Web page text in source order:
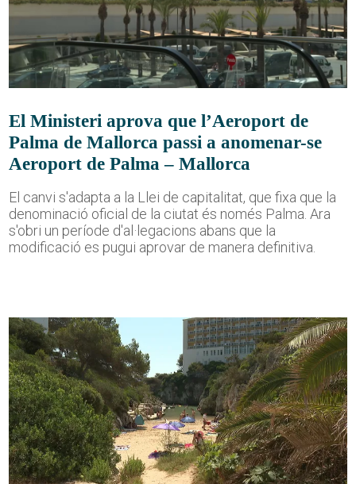
El Ministeri aprova que l’Aeroport de
Palma de Mallorca passi a anomenar-se
Aeroport de Palma – Mallorca
El canvi s'adapta a la Llei de capitalitat, que fixa que la
denominació oficial de la ciutat és només Palma. Ara
s'obri un període d'al·legacions abans que la
modificació es pugui aprovar de manera definitiva.